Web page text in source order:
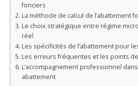
fonciers
La méthode de calcul de l’abattement
Le choix stratégique entre régime
réel
Les spécificités de l’abattement pour
Les erreurs fréquentes et les points
L’accompagnement professionnel
abattement